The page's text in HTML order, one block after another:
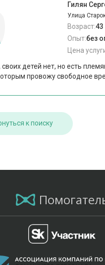
Гилян
Улица
Возраст:43
Опыт:без
Цена
своих детей нет, но есть
провожу свободное
к поиску